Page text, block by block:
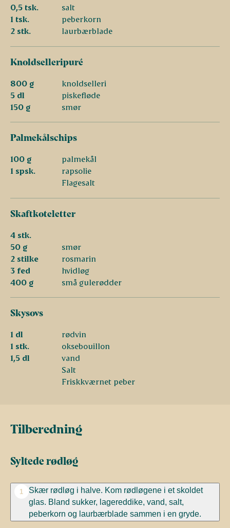
0,5 tsk.
salt
1 tsk.
peberkorn
2 stk.
laurbærblade
Knoldselleripuré
800 g
knoldselleri
5 dl
piskefløde
150 g
smør
Palmekålschips
100 g
palmekål
1 spsk.
rapsolie
Flagesalt
Skaftkoteletter
4 stk.
50 g
smør
2 stilke
rosmarin
3 fed
hvidløg
400 g
små gulerødder
Skysovs
1 dl
rødvin
1 stk.
oksebouillon
1,5 dl
vand
Salt
Friskkværnet peber
Tilberedning
Syltede rødløg
1
Skær rødløg i halve. Kom rødløgene i et skoldet
glas. Bland sukker, lagereddike, vand, salt,
peberkorn og laurbærblade sammen i en gryde.